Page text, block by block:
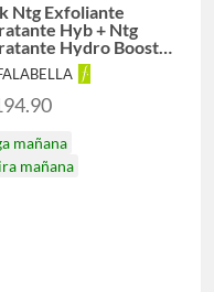
Ntg Exfoliante
Hyb + Ntg
Hydro Boost
+ Protector Solar Ntg
Boost C/color
mañana
mañana